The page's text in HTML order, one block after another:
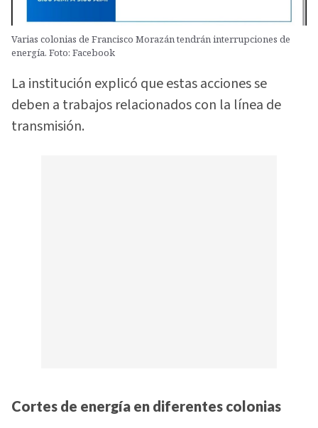
Varias colonias de Francisco Morazán tendrán interrupciones de
energía. Foto: Facebook
La institución explicó que estas acciones se
deben a trabajos relacionados con la línea de
transmisión.
Cortes de energía en diferentes colonias